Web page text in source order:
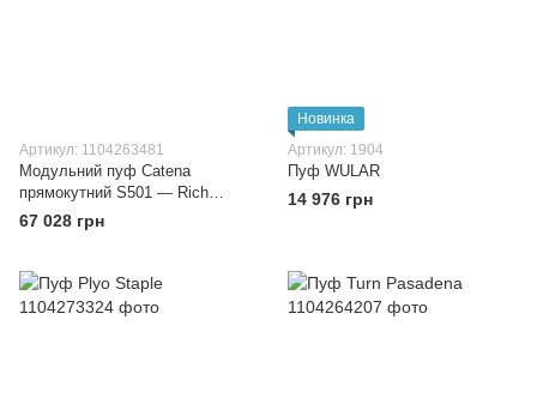
Артикул: 1104263481
Модульний пуф Catena
прямокутний S501 — Rich
Linen
67 028 грн
Новинка
Артикул: 1904
Пуф WULAR
14 976 грн